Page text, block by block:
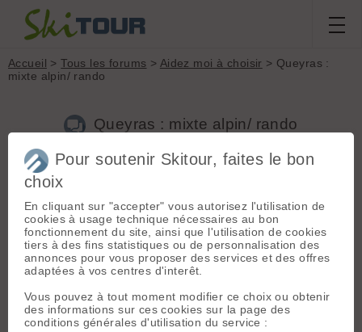
Accueil >Tous les forums > Aidez moi à choisir > Queyras :
mixte alpin/ rando
Queyras : mixte alpin/ rando
Nouveau sujet
D
Dune[40 posts] - Le 14/12/2016 11:06
Bonjour,
Pour ceux qui connaissent bien le Queyras, quelle station me
conseillez vous pour un séjour alternant alpin et rando sans
Merci 🙂
Pour soutenir Skitour, faites le bon
choix
En cliquant sur "accepter" vous autorisez l'utilisation de
cookies à usage technique nécessaires au bon
fonctionnement du site, ainsi que l'utilisation de cookies
tiers à des fins statistiques ou de personnalisation des
annonces pour vous proposer des services et des offres
adaptées à vos centres d'interêt.
Vous pouvez à tout moment modifier ce choix ou obtenir
des informations sur ces cookies sur la page des
conditions générales d'utilisation du service :